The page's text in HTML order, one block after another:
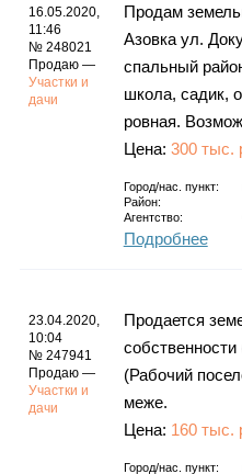
16.05.2020,
11:46
№ 248021
Продаю —
Участки и
дачи
Продам
Азовка ул.
спальный
школа, садик,
ровная.
Цена: 300 тыс.
Город/нас. пункт:
Район:
Агентство:
Подробнее
23.04.2020,
10:04
№ 247941
Продаю —
Участки и
дачи
Продается
(Рабочий
меже.
Цена: 160 тыс.
Город/нас. пункт: